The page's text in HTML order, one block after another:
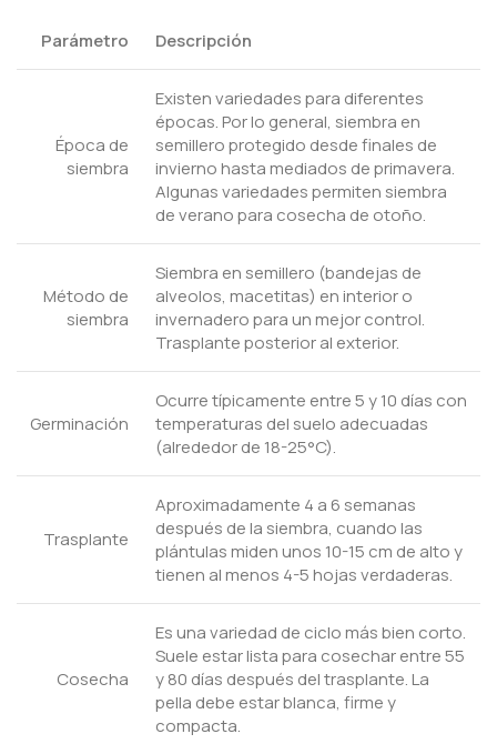
Parámetro Descripción
Época de
siembra
Existen variedades para diferentes
épocas. Por lo general, siembra en
semillero protegido desde finales de
invierno hasta mediados de primavera.
Algunas variedades permiten siembra
de verano para cosecha de otoño.
Método de
siembra
Siembra en semillero (bandejas de
alveolos, macetitas) en interior o
invernadero para un mejor control.
Trasplante posterior al exterior.
Germinación
Ocurre típicamente entre 5 y 10 días con
temperaturas del suelo adecuadas
(alrededor de 18-25°C).
Trasplante
Aproximadamente 4 a 6 semanas
después de la siembra, cuando las
plántulas miden unos 10-15 cm de alto y
tienen al menos 4-5 hojas verdaderas.
Cosecha
Es una variedad de ciclo más bien corto.
Suele estar lista para cosechar entre 55
y 80 días después del trasplante. La
pella debe estar blanca, firme y
compacta.